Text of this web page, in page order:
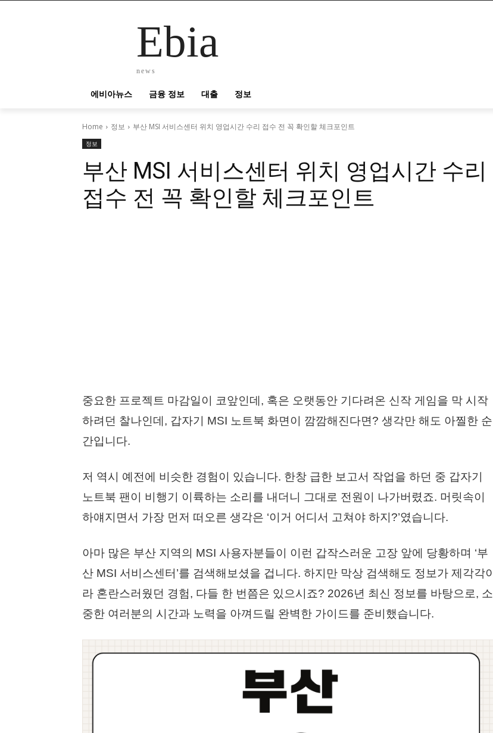
Ebia
news
에비아뉴스 금융 정보 대출 정보
Home 정보 부산 MSI 서비스센터 위치 영업시간 수리 접수 전 꼭 확인할 체크포인트
정보
부산 MSI 서비스센터 위치 영업시간 수리
접수 전 꼭 확인할 체크포인트
중요한 프로젝트 마감일이 코앞인데, 혹은 오랫동안 기다려온 신작 게임을 막 시작
하려던 찰나인데, 갑자기 MSI 노트북 화면이 깜깜해진다면? 생각만 해도 아찔한 순
간입니다.
저 역시 예전에 비슷한 경험이 있습니다. 한창 급한 보고서 작업을 하던 중 갑자기
노트북 팬이 비행기 이륙하는 소리를 내더니 그대로 전원이 나가버렸죠. 머릿속이
하얘지면서 가장 먼저 떠오른 생각은 ‘이거 어디서 고쳐야 하지?’였습니다.
아마 많은 부산 지역의 MSI 사용자분들이 이런 갑작스러운 고장 앞에 당황하며 ‘부
산 MSI 서비스센터’를 검색해보셨을 겁니다. 하지만 막상 검색해도 정보가 제각각이
라 혼란스러웠던 경험, 다들 한 번쯤은 있으시죠? 2026년 최신 정보를 바탕으로, 소
중한 여러분의 시간과 노력을 아껴드릴 완벽한 가이드를 준비했습니다.